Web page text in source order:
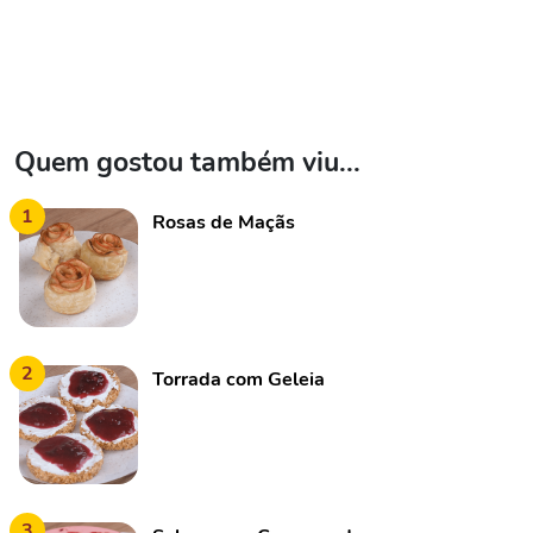
Quem gostou também viu...
1 Rosas de Maçãs
2 Torrada com Geleia